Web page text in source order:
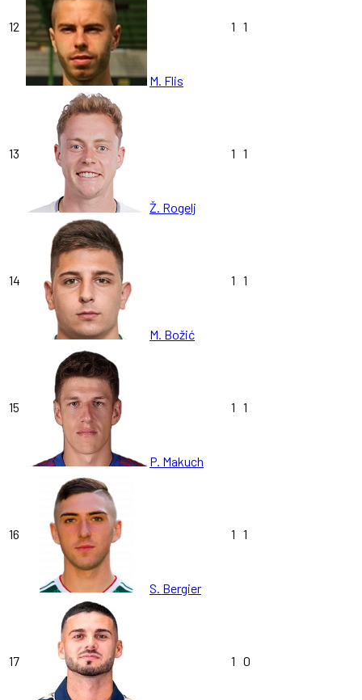
12
M. Flis
1 1
13
Ž. Rogelj
1 1
14
M. Božić
1 1
15
P. Makuch
1 1
16
S. Bergier
1 1
17 1 0